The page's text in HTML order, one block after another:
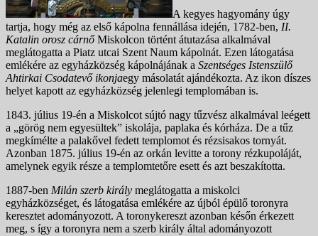
A kegyes hagyomány úgy
tartja, hogy még az első kápolna fennállása idején, 1782-ben, II.
Katalin orosz cárnőMiskolcon történt átutazása alkalmával
meglátogatta a Piatz utcai Szent Naum kápolnát. Ezen látogatása
emlékére az egyházközség kápolnájának a Szentséges Istenszülő
Ahtirkai Csodatevő ikonjaegy másolatát ajándékozta. Az ikon díszes
helyet kapott az egyházközség jelenlegi templomában is.
1843. július 19-én a Miskolcot sújtó nagy tűzvész alkalmával leégett
a „görög nem egyesültek” iskolája, paplaka és kórháza. De a tűz
megkímélte a palakővel fedett templomot és rézsisakos tornyát.
Azonban 1875. július 19-én az orkán levitte a torony rézkupoláját,
amelynek egyik része a templomtetőre esett és azt beszakította.
1887-ben Milán szerb király meglátogatta a miskolci
egyházközséget, és látogatása emlékére az újból épülő toronyra
keresztet adományozott. A toronykereszt azonban későn érkezett
meg, s így a toronyra nem a szerb király által adományozott